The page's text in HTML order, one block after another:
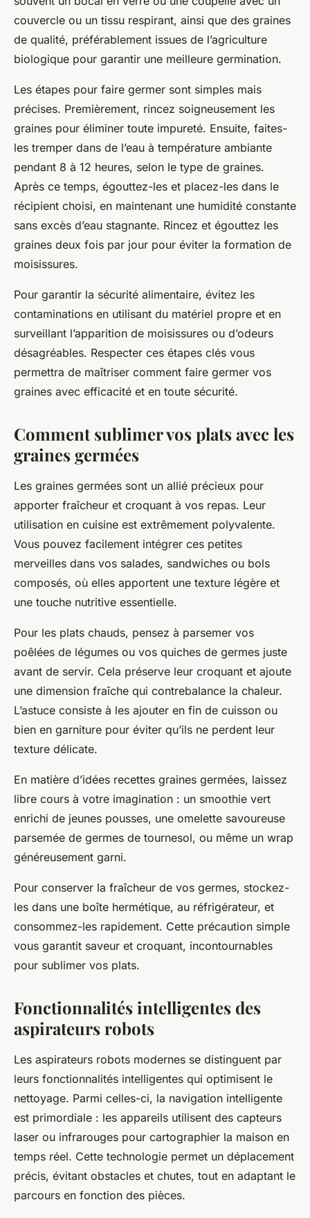
couvercle ou un tissu respirant, ainsi que des graines
de qualité, préférablement issues de l’agriculture
biologique pour garantir une meilleure germination.
Les étapes pour faire germer sont simples mais
précises. Premièrement, rincez soigneusement les
graines pour éliminer toute impureté. Ensuite, faites-
les tremper dans de l’eau à température ambiante
pendant 8 à 12 heures, selon le type de graines.
Après ce temps, égouttez-les et placez-les dans le
récipient choisi, en maintenant une humidité constante
sans excès d’eau stagnante. Rincez et égouttez les
graines deux fois par jour pour éviter la formation de
moisissures.
Pour garantir la sécurité alimentaire, évitez les
contaminations en utilisant du matériel propre et en
surveillant l’apparition de moisissures ou d’odeurs
désagréables. Respecter ces étapes clés vous
permettra de maîtriser comment faire germer vos
graines avec efficacité et en toute sécurité.
Comment sublimer vos plats avec les
graines germées
Les graines germées sont un allié précieux pour
apporter fraîcheur et croquant à vos repas. Leur
utilisation en cuisine est extrêmement polyvalente.
Vous pouvez facilement intégrer ces petites
merveilles dans vos salades, sandwiches ou bols
composés, où elles apportent une texture légère et
une touche nutritive essentielle.
Pour les plats chauds, pensez à parsemer vos
poêlées de légumes ou vos quiches de germes juste
avant de servir. Cela préserve leur croquant et ajoute
une dimension fraîche qui contrebalance la chaleur.
L’astuce consiste à les ajouter en fin de cuisson ou
bien en garniture pour éviter qu’ils ne perdent leur
texture délicate.
En matière d’idées recettes graines germées, laissez
libre cours à votre imagination : un smoothie vert
enrichi de jeunes pousses, une omelette savoureuse
parsemée de germes de tournesol, ou même un wrap
généreusement garni.
Pour conserver la fraîcheur de vos germes, stockez-
les dans une boîte hermétique, au réfrigérateur, et
consommez-les rapidement. Cette précaution simple
vous garantit saveur et croquant, incontournables
pour sublimer vos plats.
Fonctionnalités intelligentes des
aspirateurs robots
Les aspirateurs robots modernes se distinguent par
leurs fonctionnalités intelligentes qui optimisent le
nettoyage. Parmi celles-ci, la navigation intelligente
est primordiale : les appareils utilisent des capteurs
laser ou infrarouges pour cartographier la maison en
temps réel. Cette technologie permet un déplacement
précis, évitant obstacles et chutes, tout en adaptant le
parcours en fonction des pièces.